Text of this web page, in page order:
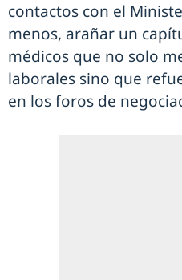
contactos con el
menos, arañar un
médicos que no solo
laborales sino que
en los foros de